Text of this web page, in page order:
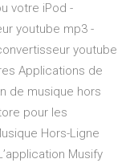
votre iPod -
youtube mp3 -
youtube
Applications de
de musique hors
pour les
Hors-Ligne
Musify